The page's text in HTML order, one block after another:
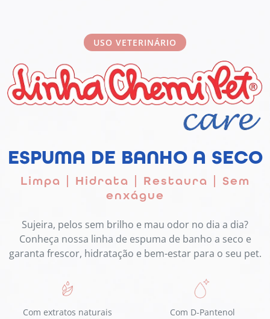
USO VETERINÁRIO
ESPUMA DE BANHO A SECO
Limpa | Hidrata | Restaura | Sem
enxágue
Sujeira, pelos sem brilho e mau odor no dia a dia?
Conheça nossa linha de espuma de banho a seco e
garanta frescor, hidratação e bem-estar para o seu pet.
Com extratos naturais Com D-Pantenol